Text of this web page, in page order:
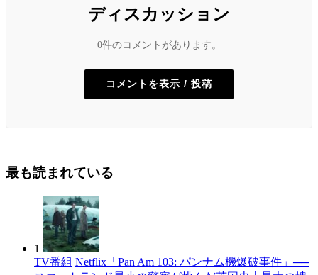
ディスカッション
0件のコメントがあります。
コメントを表示 / 投稿
最も読まれている
1
TV番組 Netflix「Pan Am 103: パンナム機爆破事件」──